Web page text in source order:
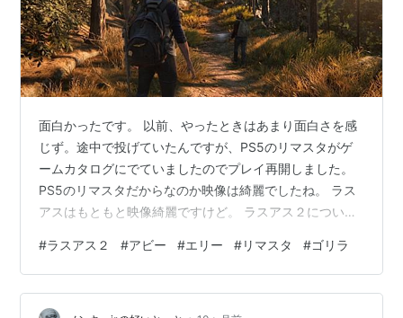
面白かったです。 以前、やったときはあまり面白さを感
じず。途中で投げていたんですが、PS5のリマスタがゲ
ームカタログにでていましたのでプレイ再開しました。
PS5のリマスタだからなのか映像は綺麗でしたね。 ラス
アスはもともと映像綺麗ですけど。 ラスアス２について
個人的にはストーリーは良かったかなと思います。なん
か過去に炎上？したっぽいようですが。ダークなストー
リーであるのは間違いないと思いますけども。 まあ感想
#ラスアス２ #アビー #エリー #リマスタ #ゴリラ